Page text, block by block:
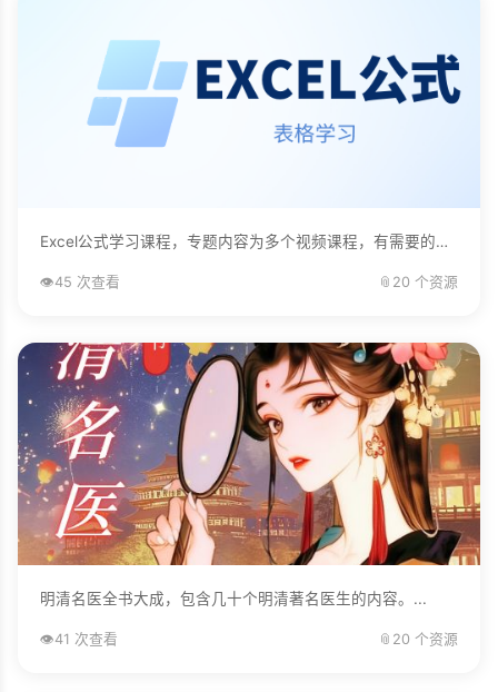
Excel公式学习课程，专题内容为多个视频课程，有需要的自己下载学习。...
👁️45 次查看 📎 20 个资源
明清名医全书大成，包含几十个明清著名医生的内容。...
👁️41 次查看 📎 20 个资源